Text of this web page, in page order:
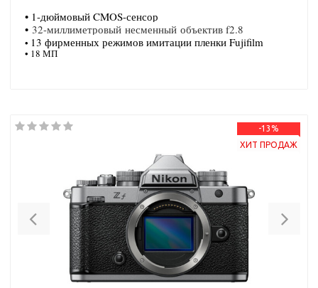
• 1-дюймовый CMOS-сенсор
• 32-миллиметровый несменный объектив f2.8
• 13 фирменных режимов имитации пленки Fujifilm
• 18 МП
Previous
-13%
ХИТ ПРОДАЖ